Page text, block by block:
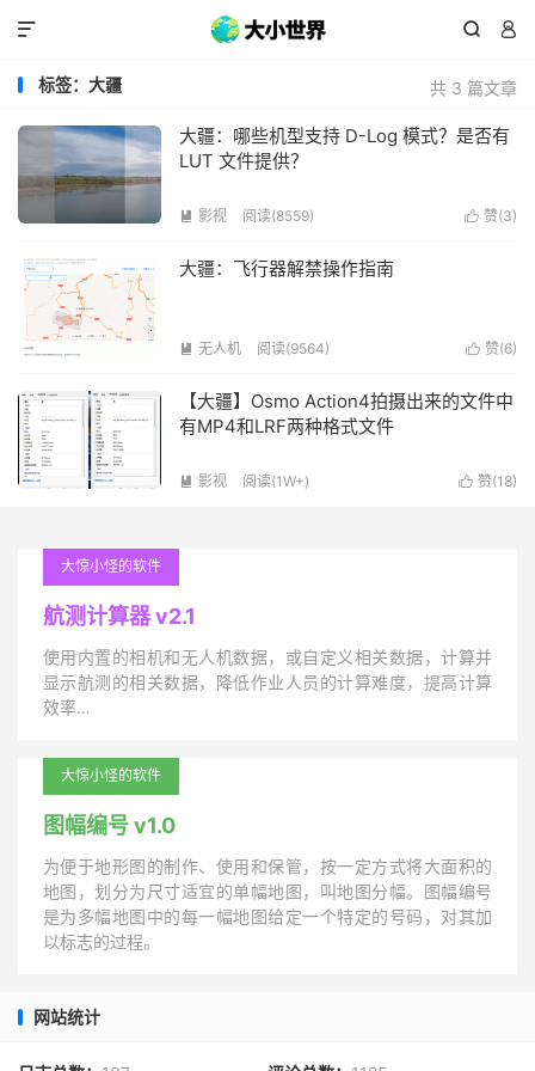
 

共 3 篇文章
标签：大疆
大疆：哪些机型支持 D-Log 模式？是否有
LUT 文件提供？
 赞(3)
 影视 阅读(8559)
大疆：飞行器解禁操作指南
 赞(6)
 无人机 阅读(9564)
【大疆】Osmo Action4拍摄出来的文件中
有MP4和LRF两种格式文件
 赞(18)
 影视 阅读(1W+)
大惊小怪的软件
航测计算器 v2.1
使用内置的相机和无人机数据，或自定义相关数据，计算并
显示航测的相关数据，降低作业人员的计算难度，提高计算
效率…
大惊小怪的软件
图幅编号 v1.0
为便于地形图的制作、使用和保管，按一定方式将大面积的
地图，划分为尺寸适宜的单幅地图，叫地图分幅。图幅编号
是为多幅地图中的每一幅地图给定一个特定的号码，对其加
以标志的过程。
网站统计